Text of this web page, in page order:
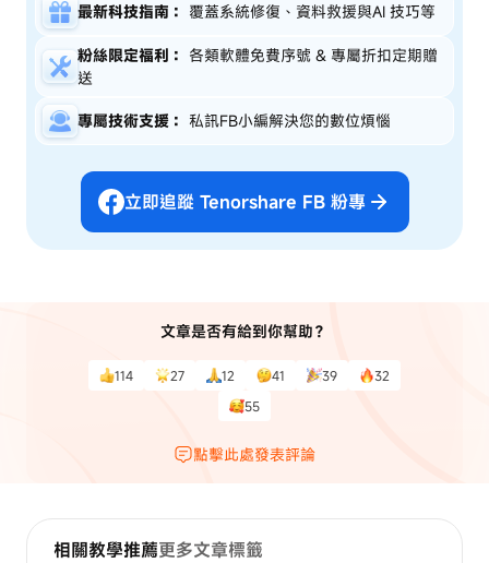
最新科技指南： 覆蓋系統修復、資料救援與AI 技巧等
粉絲限定福利： 各類軟體免費序號 & 專屬折扣定期贈
送
專屬技術支援： 私訊FB小編解決您的數位煩惱
立即追蹤 Tenorshare FB 粉專
文章是否有給到你幫助？
114 27 12 41 39
32
55
點擊此處發表評論
相關教學推薦更多文章標籤